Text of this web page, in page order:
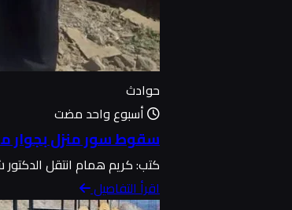
حوادث
أسبوع واحد مضت
سقوط سور منزل
كتب: كريم همام انتقل
اقرأ التفاصيل